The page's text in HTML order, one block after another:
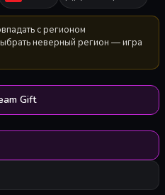
с регионом
неверный регион — игра
Gift